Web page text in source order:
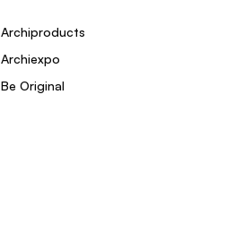
Archiproducts
Archiexpo
Be Original